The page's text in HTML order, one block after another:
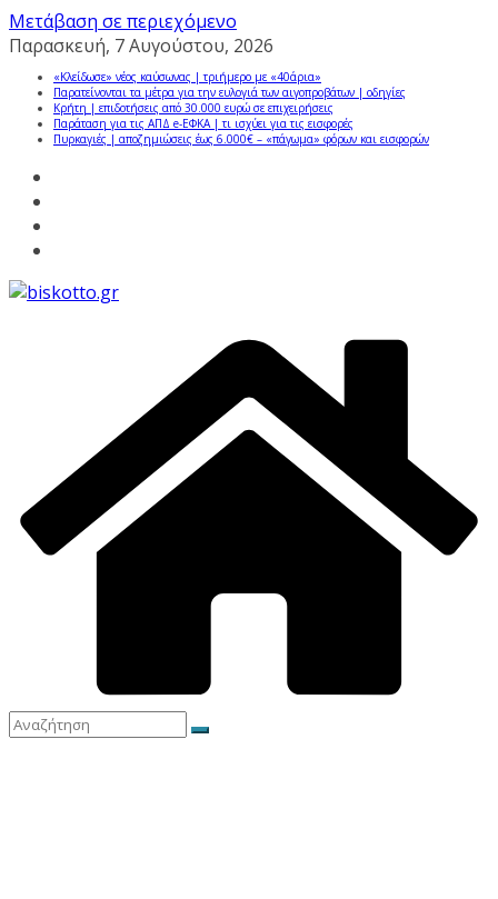
Μετάβαση σε περιεχόμενο
Παρασκευή, 7 Αυγούστου, 2026
«Κλείδωσε» νέος καύσωνας | τριήμερο με «40άρια»
Παρατείνονται τα μέτρα για την ευλογιά των αιγοπροβάτων | οδηγίες
Κρήτη | επιδοτήσεις από 30.000 ευρώ σε επιχειρήσεις
Παράταση για τις ΑΠΔ e-ΕΦΚΑ | τι ισχύει για τις εισφορές
Πυρκαγιές | αποζημιώσεις έως 6.000€ – «πάγωμα» φόρων και εισφορών